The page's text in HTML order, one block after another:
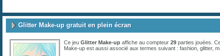
Glitter Make-up gratuit en plein écran
Ce jeu Glitter Make-up affiche au compteur 29 parties jouées.
Make-up est aussi associé aux termes suivant : fashion glitter,